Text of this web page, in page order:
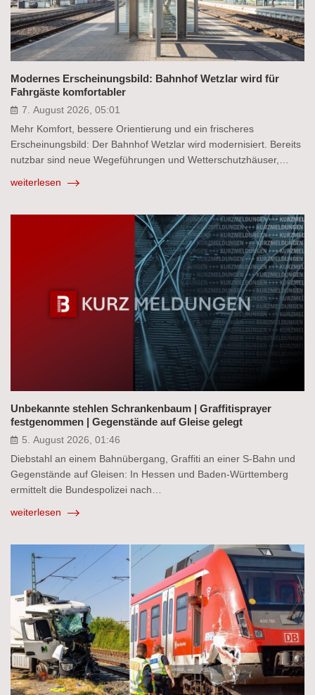
Modernes Erscheinungsbild: Bahnhof Wetzlar wird für
Fahrgäste komfortabler
7. August 2026, 05:01
Mehr Komfort, bessere Orientierung und ein frischeres
Erscheinungsbild: Der Bahnhof Wetzlar wird modernisiert. Bereits
nutzbar sind neue Wegeführungen und Wetterschutzhäuser,…
weiterlesen
Unbekannte stehlen Schrankenbaum | Graffitisprayer
festgenommen | Gegenstände auf Gleise gelegt
5. August 2026, 01:46
Diebstahl an einem Bahnübergang, Graffiti an einer S-Bahn und
Gegenstände auf Gleisen: In Hessen und Baden-Württemberg
ermittelt die Bundespolizei nach…
weiterlesen